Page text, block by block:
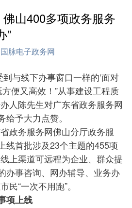
山400多项政务服务
”
国脉电子政务网
与线下办事窗口一样的‘面对
便又高效！”从事建设工程质
人陈先生对广东省政务服务网
给予大力点赞。
务服务网佛山分厅政务服
线首批涉及23个主题的455项
上渠道可远程为企业、群众提
办事咨询、网办辅导、业务办
“一次不用跑”。
项上线